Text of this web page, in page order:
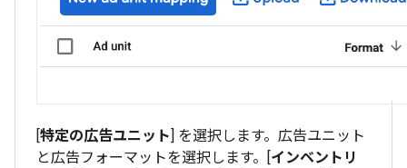
[特定の広告ユニット] を選択します。広告ユニット
と広告フォーマットを選択します。[インベントリ